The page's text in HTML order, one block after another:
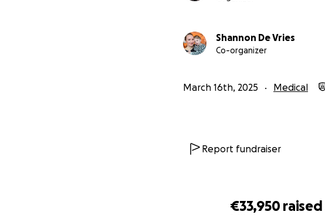
€33,950 raised
Shannon De Vries
Co-organizer
March 16th, 2025 Medical
Report fundraiser